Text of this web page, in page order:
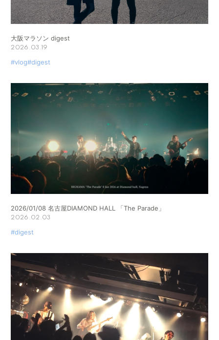
大阪マラソン digest
2026.03.19
#vlog#digest
2026/01/08 名古屋DIAMOND HALL 「The Parade」
2026.02.03
#digest